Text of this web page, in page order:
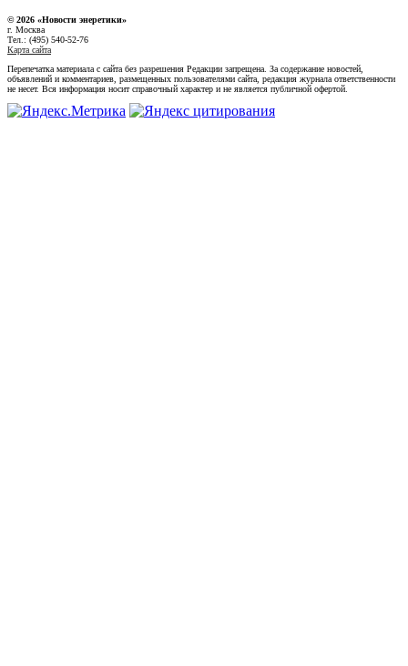
© 2026 «Новости энеретики»
г. Москва
Тел.: (495) 540-52-76
Карта сайта
Перепечатка материала с сайта без разрешения Редакции запрещена. За содержание новостей,
объявлений и комментариев, размещенных пользователями сайта, редакция журнала ответственности
не несет. Вся информация носит справочный характер и не является публичной офертой.